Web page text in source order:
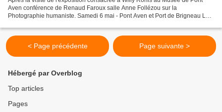
Aven conférence de Renaud Faroux salle Anne Follézou sur la
Photographie humaniste. Samedi 6 mai - Pont Aven et Port de Brigneau Le
< Page précédente Page suivante >
Hébergé par Overblog
Top articles
Pages